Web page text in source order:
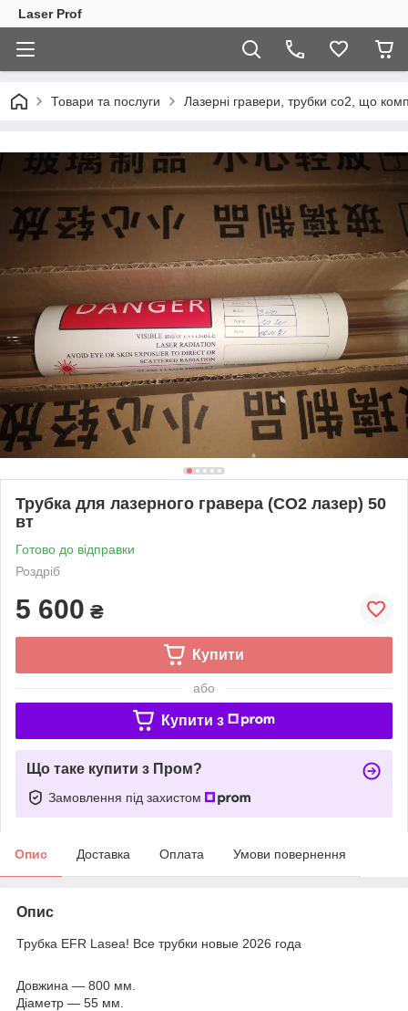
Laser Prof
Товари та послуги Лазерні гравери, трубки co2, що
Трубка для лазерного гравера (СО2 лазер) 50
вт
Готово до відправки
Роздріб
5 600 ₴
Купити
або
Купити з
Що таке купити з Пром?
Замовлення під захистом
Опис Доставка Оплата Умови повернення
Опис
Трубка EFR Lasea! Все трубки новые 2026 года
Довжина — 800 мм.
Діаметр — 55 мм.